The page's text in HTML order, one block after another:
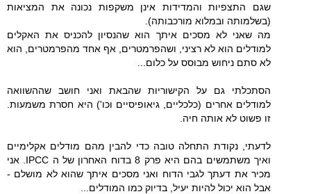
שגם התצפיות והמדידות אינן משקפות נכונה את המציאות
(בשלמותה ובמלוא מורכבותה).
מה שאני לא מסכים איתך הוא שהנסיון להכניס את האקלים
למודלים הוא לא רציני, ושהפרמטרים, אף אחד מהפרמטרים, הוא
לא סתם ניחוש מבוסס על כלום...
הסתכלתי גם על הקישוריות שהבאת ואני חושב שההשוואה
למודלים אחרים (כלכליים, גיאופיסיים וכו') היא חסרת משמעות.
זו פשוט לא אותה חיה.
לדעתי, נקודת התחלה טובה כדי להבין מהם מודלים אקלימיים
ואיך משתמשים בהם היא פרק 8 בדוח האחרון של ה IPCC. אני
מכיר את דעתך לגבי הדוח ואני מסכים איתך שהוא לא מושלם -
אבל הוא יכול להיות יעיל, בדיוק כמו המודלים...